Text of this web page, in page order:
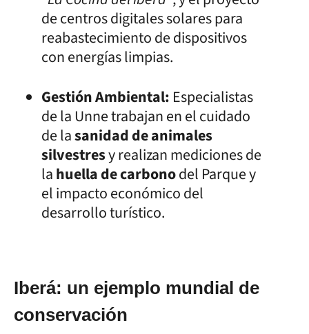
de centros digitales solares para
reabastecimiento de dispositivos
con energías limpias.
Gestión Ambiental: Especialistas
de la Unne trabajan en el cuidado
de lasanidad de animales
silvestresy realizan mediciones de
lahuella de carbonodel Parque y
el impacto económico del
desarrollo turístico.
Iberá: un ejemplo mundial de
conservación